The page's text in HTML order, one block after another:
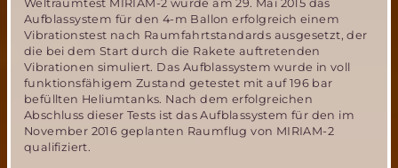
Weltraumtest MIRIAM-2 wurde am 29. Mai 2015 das
Aufblassystem für den 4-m Ballon erfolgreich einem
Vibrationstest nach Raumfahrtstandards ausgesetzt, der
die bei dem Start durch die Rakete auftretenden
Vibrationen simuliert. Das Aufblassystem wurde in voll
funktionsfähigem Zustand getestet mit auf 196 bar
befüllten Heliumtanks. Nach dem erfolgreichen
Abschluss dieser Tests ist das Aufblassystem für den im
November 2016 geplanten Raumflug von MIRIAM-2
qualifiziert.